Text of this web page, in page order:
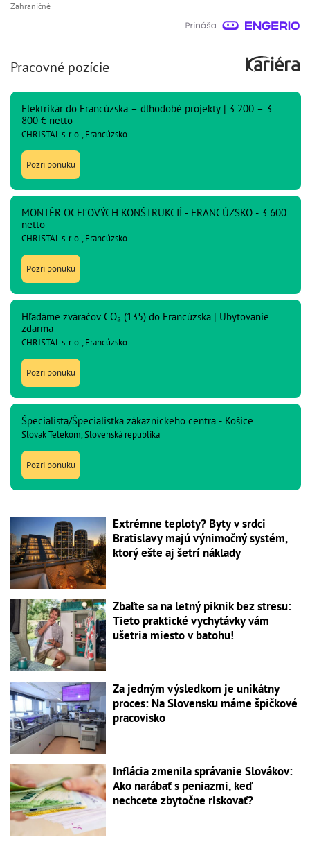
Zahraničné
Pracovné pozície
Elektrikár do Francúzska – dlhodobé projekty | 3 200 – 3
800 € netto
CHRISTAL s. r. o., Francúzsko
Pozri ponuku
MONTÉR OCEĽOVÝCH KONŠTRUKCIÍ - FRANCÚZSKO - 3 600
netto
CHRISTAL s. r. o., Francúzsko
Pozri ponuku
Hľadáme zváračov CO₂ (135) do Francúzska | Ubytovanie
zdarma
CHRISTAL s. r. o., Francúzsko
Pozri ponuku
Špecialista/Špecialistka zákazníckeho centra - Košice
Slovak Telekom, Slovenská republika
Pozri ponuku
Extrémne teploty? Byty v srdci
Bratislavy majú výnimočný systém,
ktorý ešte aj šetrí náklady
Zbaľte sa na letný piknik bez stresu:
Tieto praktické vychytávky vám
ušetria miesto v batohu!
Za jedným výsledkom je unikátny
proces: Na Slovensku máme špičkové
pracovisko
Inflácia zmenila správanie Slovákov:
Ako narábať s peniazmi, keď
nechcete zbytočne riskovať?